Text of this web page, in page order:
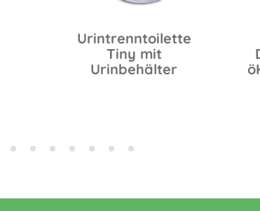
Urintrenntoilette
Tiny mit
Urinbehälter